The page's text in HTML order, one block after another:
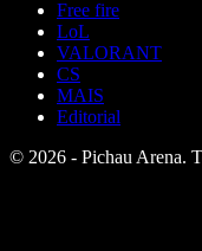
Free fire
LoL
VALORANT
CS
MAIS
Editorial
© 2026 - Pichau Arena.